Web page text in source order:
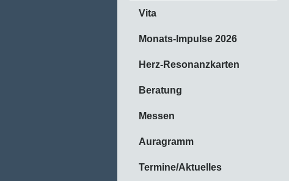
Vita
Monats-Impulse 2026
Herz-Resonanzkarten
Beratung
Messen
Auragramm
Termine/Aktuelles